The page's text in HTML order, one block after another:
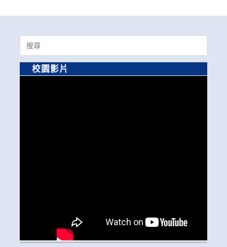
Search
for:
校園影片